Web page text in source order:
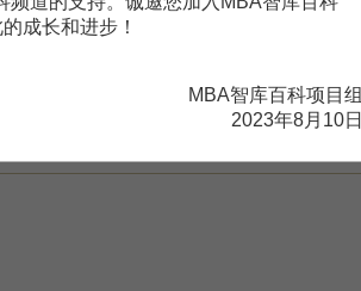
成长和进步！
MBA智库百科项目组
2023年8月10日